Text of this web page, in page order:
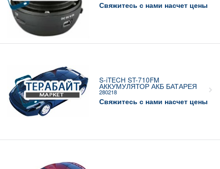
Свяжитесь с нами насчет цены
S-iTECH ST-710FM
АККУМУЛЯТОР АКБ БАТАРЕЯ
280218
Свяжитесь с нами насчет цены